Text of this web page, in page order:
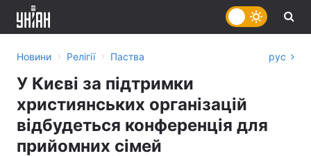
Новини › Релігії › Паства рус
У Києві за підтримки
християнських організацій
відбудеться конференція для
прийомних сімей